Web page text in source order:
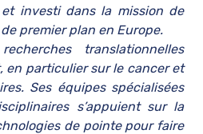
investi dans la mission de
premier plan en Europe.
translationnelles
en particulier sur le cancer et
Ses équipes spécialisées
s’appuient sur la
de pointe pour faire